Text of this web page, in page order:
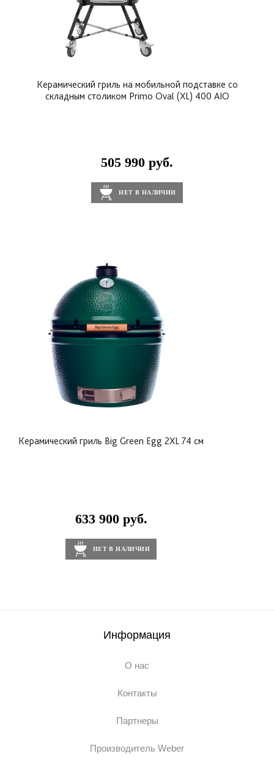
Керамический гриль на мобильной подставке со
складным столиком Primo Oval (XL) 400 AIO
505 990 руб.
НЕТ В НАЛИЧИИ
Керамический гриль Big Green Egg 2XL 74 см
633 900 руб.
НЕТ В НАЛИЧИИ
Информация
О нас
Контакты
Партнеры
Производитель Weber